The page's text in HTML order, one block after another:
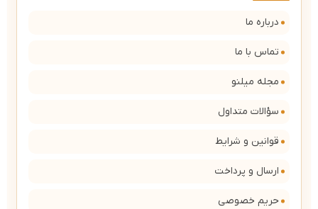
درباره ما
تماس با ما
مجله میلنو
سؤالات متداول
قوانین و شرایط
ارسال و پرداخت
حریم خصوصی